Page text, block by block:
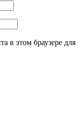
в этом браузере для